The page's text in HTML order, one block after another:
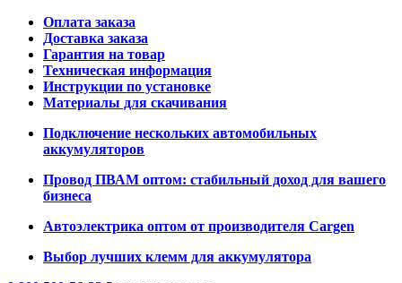
Оплата заказа
Доставка заказа
Гарантия на товар
Техническая информация
Инструкции по установке
Материалы для скачивания
Подключение нескольких автомобильных
аккумуляторов
Провод ПВАМ оптом: стабильный доход для вашего
бизнеса
Автоэлектрика оптом от производителя Cargen
Выбор лучших клемм для аккумулятора